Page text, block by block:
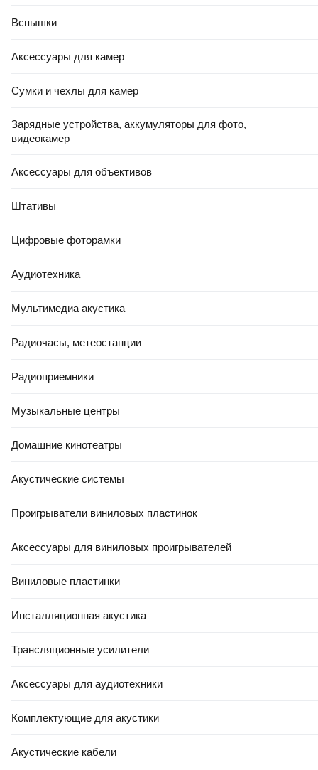
Вспышки
Аксессуары для камер
Сумки и чехлы для камер
Зарядные устройства, аккумуляторы для фото,
видеокамер
Аксессуары для объективов
Штативы
Цифровые фоторамки
Аудиотехника
Мультимедиа акустика
Радиочасы, метеостанции
Радиоприемники
Музыкальные центры
Домашние кинотеатры
Акустические системы
Проигрыватели виниловых пластинок
Аксессуары для виниловых проигрывателей
Виниловые пластинки
Инсталляционная акустика
Трансляционные усилители
Аксессуары для аудиотехники
Комплектующие для акустики
Акустические кабели